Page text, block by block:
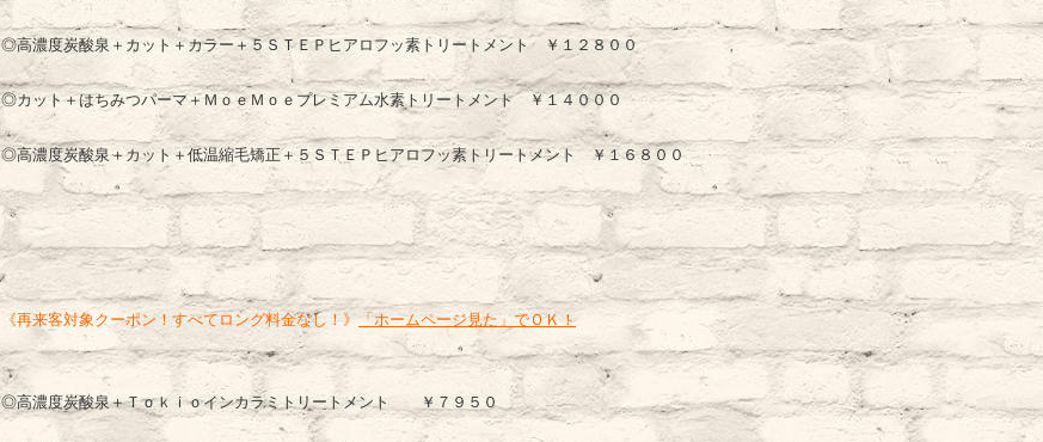
◎高濃度炭酸泉＋カット＋カラー＋５ＳＴＥＰヒアロフッ素トリートメント ￥１２８００
◎カット＋はちみつパーマ＋ＭｏｅＭｏｅプレミアム水素トリートメント ￥１４０００
◎高濃度炭酸泉＋カット＋低温縮毛矯正＋５ＳＴＥＰヒアロフッ素トリートメント ￥１６８００
《再来客対象クーポン！すべてロング料金なし！》「ホームページ見た」でＯＫ！
◎高濃度炭酸泉＋Ｔｏｋｉｏインカラミトリートメント ￥７９５０